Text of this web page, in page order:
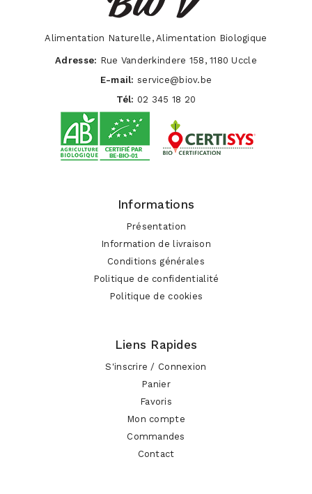
Alimentation Naturelle, Alimentation Biologique
Adresse: Rue Vanderkindere 158, 1180 Uccle
E-mail: service@biov.be
Tél: 02 345 18 20
Informations
Présentation
Information de livraison
Conditions générales
Politique de confidentialité
Politique de cookies
Liens Rapides
S'inscrire / Connexion
Panier
Favoris
Mon compte
Commandes
Contact